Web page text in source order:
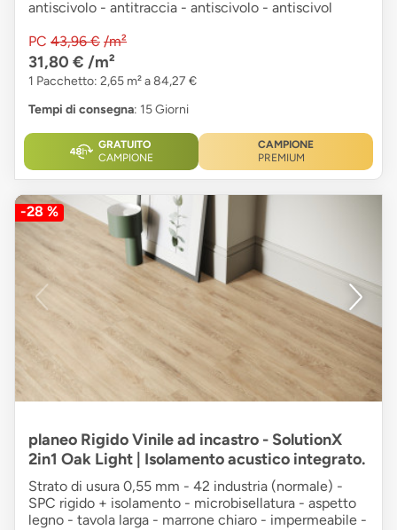
antiscivolo - antitraccia - antiscivolo - antiscivol
PC 43,96 € /m²
31,80 € /m²
1 Pacchetto: 2,65 m² a 84,27 €
Tempi di consegna: 15 Giorni
GRATUITO
CAMPIONE
CAMPIONE
PREMIUM
-28 %
planeo Rigido Vinile ad incastro - SolutionX
2in1 Oak Light | Isolamento acustico integrato.
Strato di usura 0,55 mm - 42 industria (normale) -
SPC rigido + isolamento - microbisellatura - aspetto
legno - tavola larga - marrone chiaro - impermeabile -